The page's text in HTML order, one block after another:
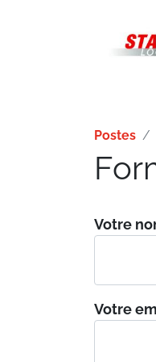
Postes
Votre
Votre